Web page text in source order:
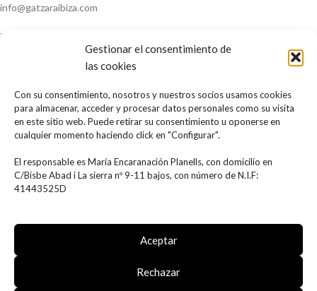
Gestionar el consentimiento de
las cookies
Con su consentimiento, nosotros y nuestros socios usamos cookies
para almacenar, acceder y procesar datos personales como su visita
en este sitio web. Puede retirar su consentimiento u oponerse en
cualquier momento haciendo click en "Configurar".
El responsable es María Encaranación Planells, con domicilio en
C/Bisbe Abad i La sierra nº 9-11 bajos, con número de N.I.F:
41443525D
Aceptar
Rechazar
info@gatzaraibiza.com
NOSOTROS
Mapa del sitio Web
MÁS INFORMACIÓN
Aviso legal
Política de privacidad
Política de cookies
Tienda online creada por